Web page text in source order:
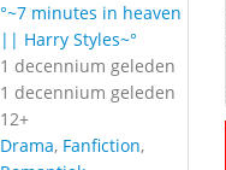
°~7 minutes in heaven
|| Harry Styles~°
1 decennium geleden
1 decennium geleden
12+
Drama, Fanfiction,